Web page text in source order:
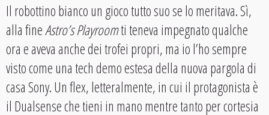
Il robottino bianco un gioco tutto suo se lo meritava. Sì,
alla fineAstro’s Playroomti teneva impegnato qualche
ora e aveva anche dei trofei propri, ma io l’ho sempre
visto come una tech demo estesa della nuova pargola di
casa Sony. Un flex, letteralmente, in cui il protagonista è
il Dualsense che tieni in mano mentre tanto per cortesia